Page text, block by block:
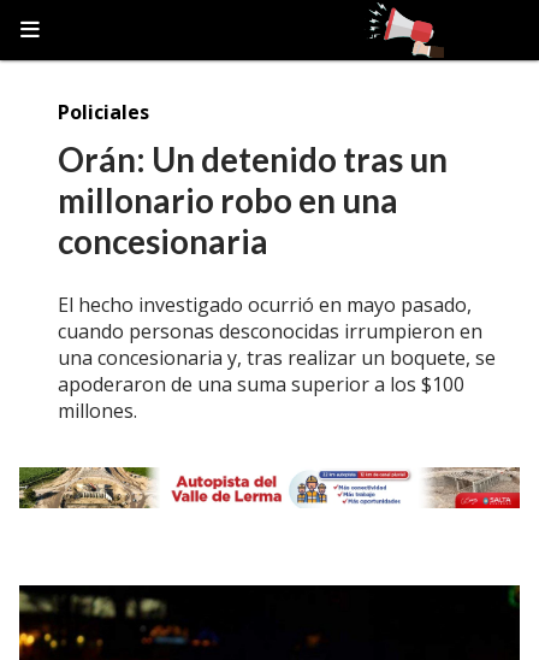
Orán: Un detenido tras un
millonario robo en una
concesionaria
El hecho investigado ocurrió en mayo pasado,
cuando personas desconocidas irrumpieron en
una concesionaria y, tras realizar un boquete, se
apoderaron de una suma superior a los $100
millones.
Policiales